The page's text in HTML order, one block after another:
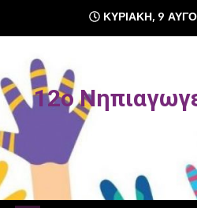
content
ΚΥΡΙΑΚΉ, 9
12o